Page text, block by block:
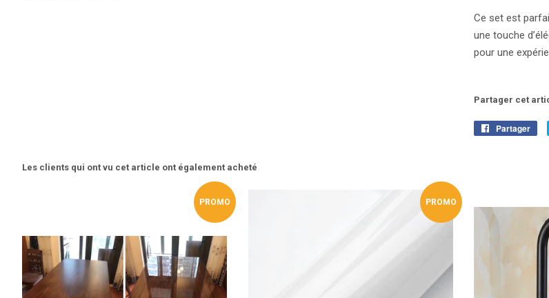
Ce set est
une touche
pour une
Partager cet
Partager
Les clients qui ont vu cet article ont également acheté
PROMO PROMO